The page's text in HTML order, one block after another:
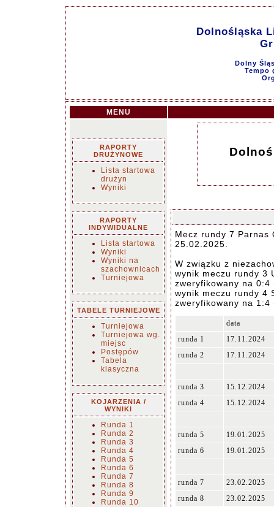
Dolnośląska
Dolny
Tempo
MENU
RAPORTY
DRUŻYNOWE
Lista startowa
drużyn
Wyniki
RAPORTY
INDYWIDUALNE
Lista startowa
Wyniki
Wyniki na
szachownicach
Turniejowa
TABELE TURNIEJOWE
Turniejowa
Turniejowa wg.
miejsc
Postępów
Tabela
klasyczna
KOJARZENIA /
WYNIKI
Runda 1
Runda 2
Runda 3
Runda 4
Runda 5
Runda 6
Runda 7
Runda 8
Runda 9
Runda 10
Mecz rundy 7 Parnas
25.02.2025.
W związku z
wynik meczu rundy 3
zweryfikowany na
wynik meczu rundy 4
zweryfikowany na
data
runda 1
17.11.2024
runda 2
17.11.2024
runda 3
15.12.2024
runda 4
15.12.2024
runda 5
19.01.2025
runda 6
19.01.2025
runda 7
23.02.2025
runda 8
23.02.2025